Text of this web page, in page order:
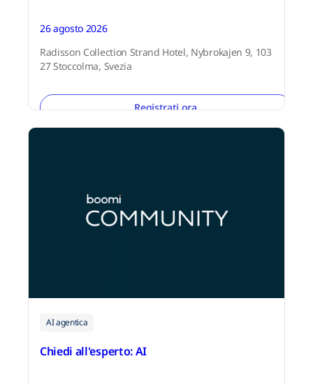
26 agosto 2026
Radisson Collection Strand Hotel, Nybrokajen 9, 103
27 Stoccolma, Svezia
Registrati ora
AI agentica
Chiedi all'esperto: AI